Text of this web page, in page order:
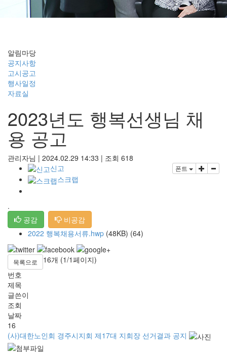
알림마당
공지사항
고시공고
행사일정
자료실
2023년도 행복선생님 채
용 공고
관리자님 | 2024.02.29 14:33 | 조회 618
폰트
신고
스크랩
.
공감
비공감
2022 행복채용서류.hwp (48KB) (64)
목록으로
16개 (1/1페이지)
번호
제목
글쓴이
조회
날짜
16
(사)대한노인회 경주시지회 제17대 지회장 선거결과 공지